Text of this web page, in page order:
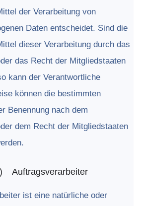
der Verarbeitung von
Daten entscheidet. Sind die
dieser Verarbeitung durch das
das Recht der Mitgliedstaaten
kann der Verantwortliche
können die bestimmten
Benennung nach dem
dem Recht der Mitgliedstaaten
Auftragsverarbeiter
ist eine natürliche oder